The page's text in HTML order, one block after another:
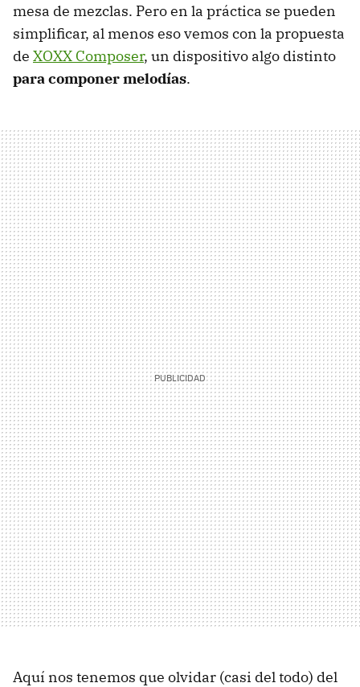
mesa de mezclas. Pero en la práctica se pueden
simplificar, al menos eso vemos con la propuesta
de XOXX Composer, un dispositivo algo distinto
para componer melodías.
Aquí nos tenemos que olvidar (casi del todo) del